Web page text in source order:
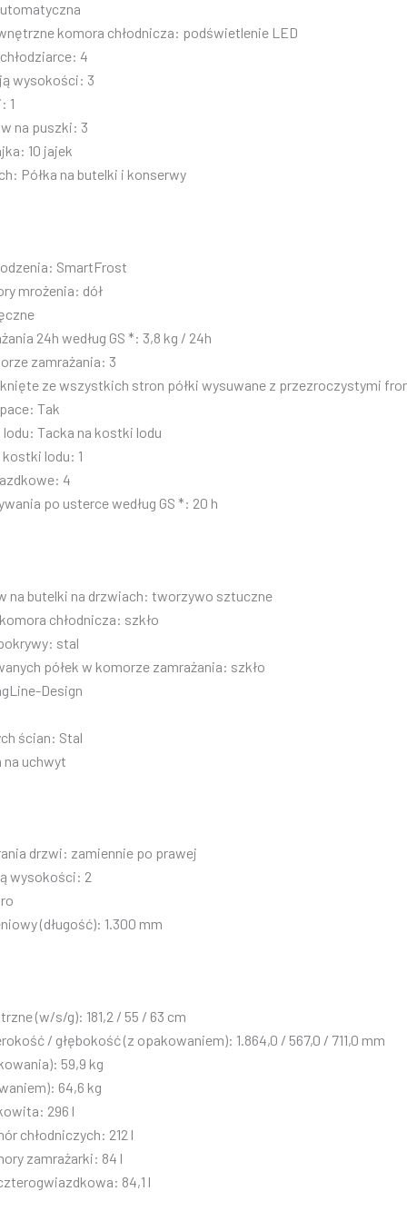
komora chłodnicza: podświetlenie LED
4
wysokości: 3
1
na puszki: 3
10 jajek
Półka na butelki i konserwy
SmartFrost
mrożenia: dół
24h według GS *: 3,8 kg / 24h
zamrażania: 3
ze wszystkich stron półki wysuwane z przezroczystymi
Tak
Tacka na kostki lodu
lodu: 1
4
po usterce według GS *: 20 h
na butelki na drzwiach: tworzywo sztuczne
chłodnicza: szkło
stal
półek w komorze zamrażania: szkło
Design
ścian: Stal
uchwyt
drzwi: zamiennie po prawej
wysokości: 2
(długość): 1.300 mm
(w/s/g): 181,2 / 55 / 63 cm
/ głębokość (z opakowaniem): 1.864,0 / 567,0 / 711,0 mm
59,9 kg
64,6 kg
296 l
chłodniczych: 212 l
zamrażarki: 84 l
84,1 l